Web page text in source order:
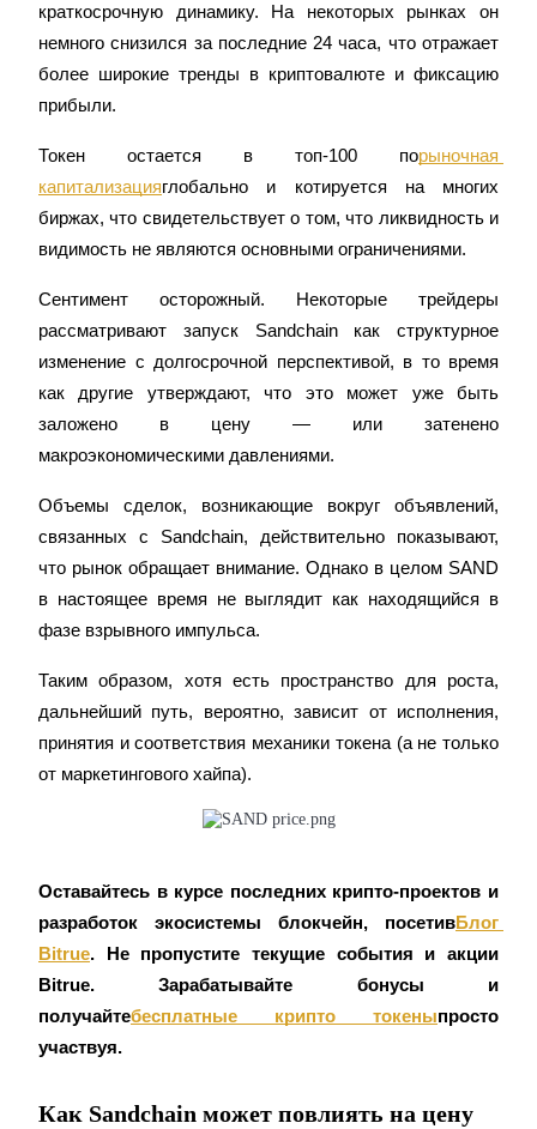
USDC фьючерсы
Фьючерсы с использованием USDC в качестве
обеспечения
Копирование торговли
Присоединяйтесь к лучшим трейдерам
за копи-трейдинг
Информация
Анализ больших данных, включая торговую информацию
и т. д.
краткосрочную динамику. На некоторых рынках он
немного снизился за последние 24 часа, что отражает
более широкие тренды в криптовалюте и фиксацию
прибыли.
Токен остается в топ-100 порыночная
капитализацияглобально и котируется на многих
биржах, что свидетельствует о том, что ликвидность и
видимость не являются основными ограничениями.
Сентимент осторожный. Некоторые трейдеры
рассматривают запуск Sandchain как структурное
изменение с долгосрочной перспективой, в то время
как другие утверждают, что это может уже быть
заложено в цену — или затенено
макроэкономическими давлениями.
Объемы сделок, возникающие вокруг объявлений,
связанных с Sandchain, действительно показывают,
что рынок обращает внимание. Однако в целом SAND
в настоящее время не выглядит как находящийся в
фазе взрывного импульса.
Таким образом, хотя есть пространство для роста,
дальнейший путь, вероятно, зависит от исполнения,
принятия и соответствия механики токена (а не только
от маркетингового хайпа).
Оставайтесь в курсе последних крипто-проектов и
разработок экосистемы блокчейн, посетивБлог
Bitrue. Не пропустите текущие события и акции
Bitrue. Зарабатывайте бонусы и
получайтебесплатные крипто токеныпросто
участвуя.
Как Sandchain может повлиять на цену